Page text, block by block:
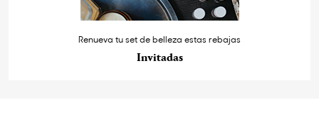
Renueva tu set de belleza estas rebajas
Invitadas